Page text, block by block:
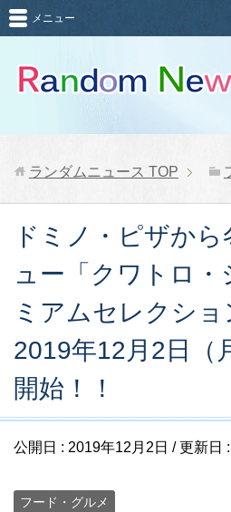
メニュー
ランダムニュース TOP
ドミノ・ピザか
ュー「クワトロ・
ミアムセレクショ
2019年12月2日（
開始！！
公開日 : 2019年12月2日 / 更新日 :
フード・グルメ